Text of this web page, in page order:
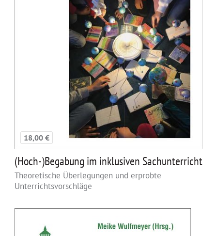
18,00 €
(Hoch-)Begabung im inklusiven Sachunterricht
Theoretische Überlegungen und erprobte
Unterrichtsvorschläge